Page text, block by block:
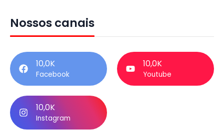
Nossos canais
10,0K
Facebook
10,0K
Youtube
10,0K
Instagram